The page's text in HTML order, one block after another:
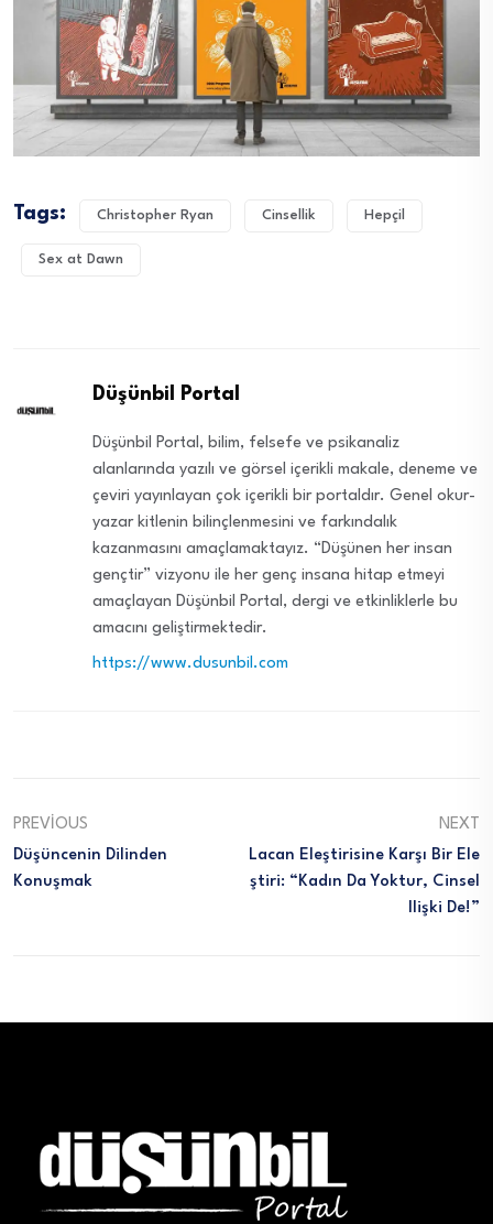
Tags: Christopher Ryan Cinsellik Hepçil
Sex at Dawn
Düşünbil Portal
Düşünbil Portal, bilim, felsefe ve psikanaliz
alanlarında yazılı ve görsel içerikli makale, deneme ve
çeviri yayınlayan çok içerikli bir portaldır. Genel okur-
yazar kitlenin bilinçlenmesini ve farkındalık
kazanmasını amaçlamaktayız. “Düşünen her insan
gençtir” vizyonu ile her genç insana hitap etmeyi
amaçlayan Düşünbil Portal, dergi ve etkinliklerle bu
amacını geliştirmektedir.
https://www.dusunbil.com
PREVIOUS
Düşüncenin Dilinden
Konuşmak
NEXT
Lacan Eleştirisine Karşı Bir Ele
Ştiri: “Kadın Da Yoktur, Cinsel
Ilişki De!”